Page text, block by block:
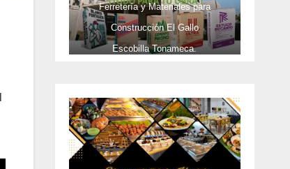
Ferretería y Materiales para
Construcción El Gallo
Escobilla Tonameca.
ENTREGA A DOMICILIO
PRECIO ESPECIAL DE MAYOREO